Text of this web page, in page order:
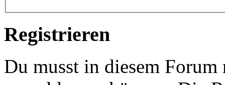
Registrieren
Du musst in diesem